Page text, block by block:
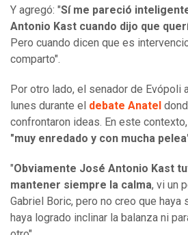
Y agregó: "Sí me pareció
Antonio Kast cuando dijo que
Pero cuando dicen que es
comparto".
Por otro lado, el senador de Evópoli
lunes durante el debate Anatel
confrontaron ideas. En este
"muy enredado y con mucha
"Obviamente José Antonio Kast
mantener siempre la calma, vi un
Gabriel Boric, pero no creo que haya
haya logrado inclinar la balanza ni